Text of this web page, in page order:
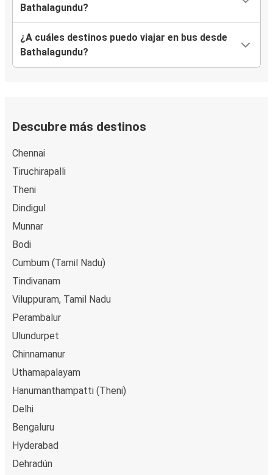
Bathalagundu?
¿A cuáles destinos puedo viajar en bus desde
Bathalagundu?
Descubre más destinos
Chennai
Tiruchirapalli
Theni
Dindigul
Munnar
Bodi
Cumbum (Tamil Nadu)
Tindivanam
Viluppuram, Tamil Nadu
Perambalur
Ulundurpet
Chinnamanur
Uthamapalayam
Hanumanthampatti (Theni)
Delhi
Bengaluru
Hyderabad
Dehradún